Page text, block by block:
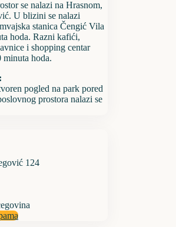
se nalazi na Hrasnom,
U blizini se nalazi
stanica Čengić Vila
hoda. Razni kafići,
i shopping centar
minuta hoda.
pogled na park pored
prostora nalazi se
124